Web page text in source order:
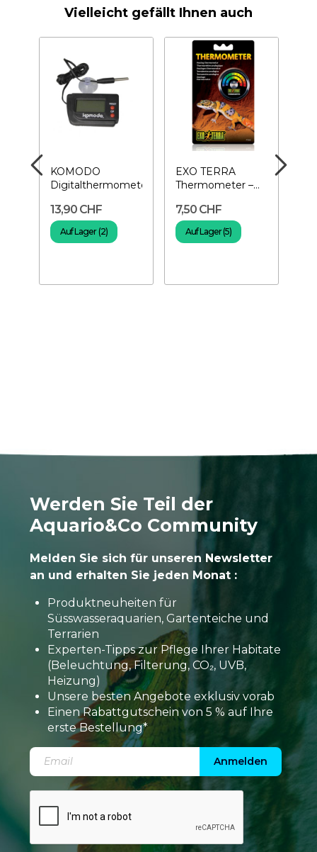
Vielleicht gefällt Ihnen auch
KOMODO
Digitalthermometer
13,90 CHF
Auf Lager (2)
EXO TERRA
Thermometer –
7,50 CHF
Auf Lager (5)
Werden Sie Teil der
Aquario&Co Community
Melden Sie sich für unseren Newsletter
an und erhalten Sie jeden Monat :
Produktneuheiten für
Süsswasseraquarien, Gartenteiche und
Terrarien
Experten-Tipps zur Pflege Ihrer Habitate
(Beleuchtung, Filterung, CO₂, UVB,
Heizung)
Unsere besten Angebote exklusiv vorab
Einen Rabattgutschein von 5 % auf Ihre
erste Bestellung*
Anmelden